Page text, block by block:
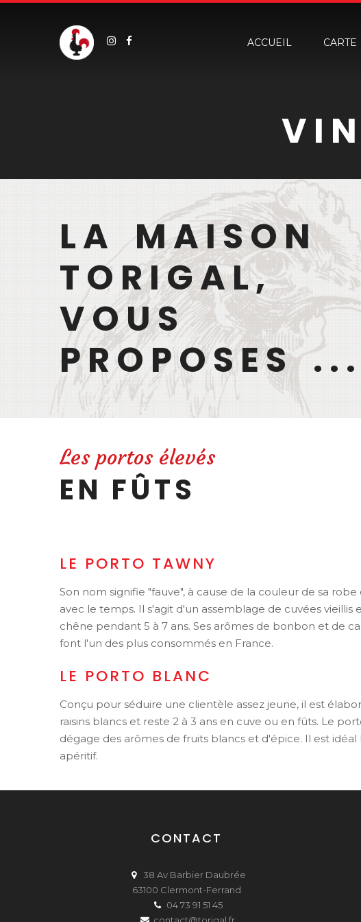
ACCUEIL CARTE
LA MAISON
TORIGAL,
VOUS
PROPOSES ...
Les portos élevés
EN FÛTS
LE PORTO TAWNY
Son nom signifie "fauve", à cause de la couleur de sa
avec le temps. Il s'agit d'un assemblage de cuvées vieillis
chêne pendant 5 à 7 ans. Ses arômes de bonbon et de
font l'un des plus consommés en France.
LE PORTO BLANC
Conçu pour séduire une clientèle assez jeune, il est
raisins blancs et reste 2 à 3 ans en cuve ou en fûts. Le
dégage des arômes de fruits blancs et d'épice. Il est idéal
apéritif.
CONTACT
38 Av Barbier Daubrée
63100 Clermont-Ferrand
04 73 91 51 45